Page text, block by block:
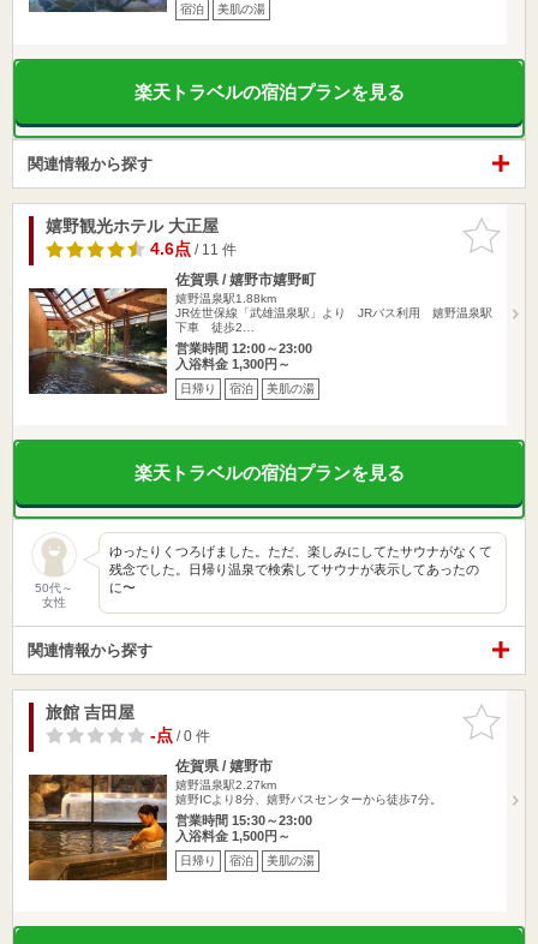
宿泊 美肌の湯
楽天トラベルの宿泊プランを見る
関連情報から探す
お気に入
りに追加
嬉野観光ホテル 大正屋
4.6点/ 11 件
佐賀県 / 嬉野市嬉野町
嬉野温泉駅1.88km
JR佐世保線「武雄温泉駅」より JRバス利用 嬉野温泉駅
下車 徒歩2…
営業時間 12:00～23:00
入浴料金 1,300円～
日帰り 宿泊 美肌の湯
楽天トラベルの宿泊プランを見る
50代～
女性
ゆったりくつろげました。ただ、楽しみにしてたサウナがなくて
残念でした。日帰り温泉で検索してサウナが表示してあったの
に〜
関連情報から探す
お気に入
りに追加
旅館 吉田屋
-点/ 0 件
佐賀県 / 嬉野市
嬉野温泉駅2.27km
嬉野ICより8分、嬉野バスセンターから徒歩7分。
営業時間 15:30～23:00
入浴料金 1,500円～
日帰り 宿泊 美肌の湯